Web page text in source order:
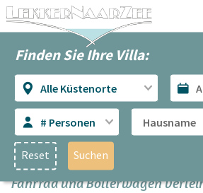
Finden Sie Ihre Villa:
Alle Küstenorte
# Personen
Suchen
Reset
Fahrrad und Bollerwagen